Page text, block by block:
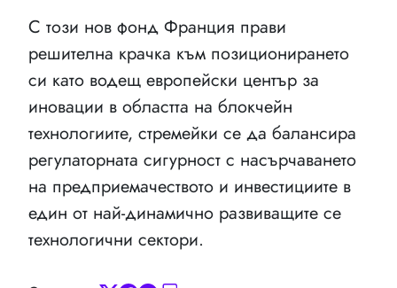
С този нов фонд Франция прави
решителна крачка към позиционирането
си като водещ европейски център за
иновации в областта на блокчейн
технологиите, стремейки се да балансира
регулаторната сигурност с насърчаването
на предприемачеството и инвестициите в
един от най-динамично развиващите се
технологични сектори.